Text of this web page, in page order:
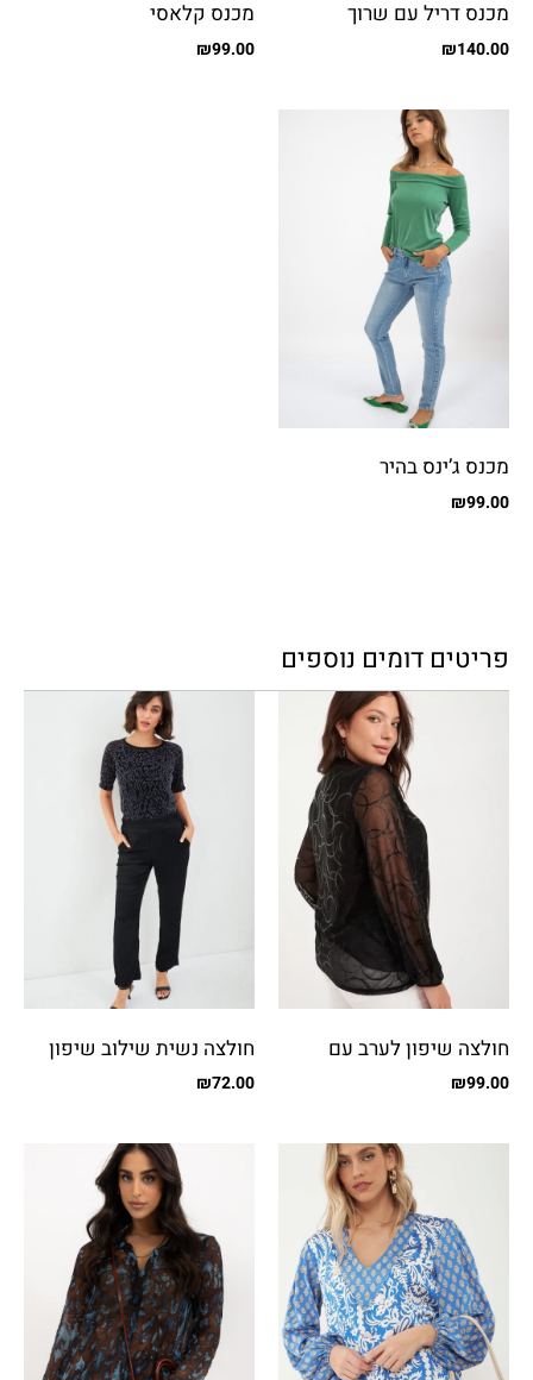
מכנס דריל עם שרוך
₪140.00
מכנס קלאסי
₪99.00
מכנס ג’ינס בהיר
₪99.00
פריטים דומים נוספים
חולצה שיפון לערב עם
כפתורים קטנים
₪99.00
חולצה נשית שילוב שיפון
מבריק₪72.00